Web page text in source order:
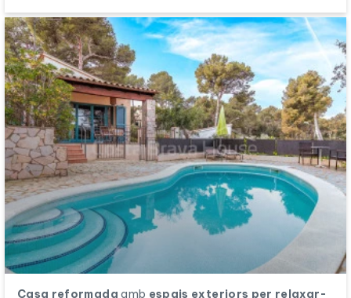
Casa reformada amb espais exteriors per relaxar-